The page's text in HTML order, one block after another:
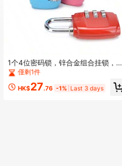
1个4位密码锁，锌合金组合挂锁，适
用于门、健身房、抽屉、拉链、行李
箱、橱柜，可重置礼品码
僅剩1件
HK$27.76 -1% Last 3 days